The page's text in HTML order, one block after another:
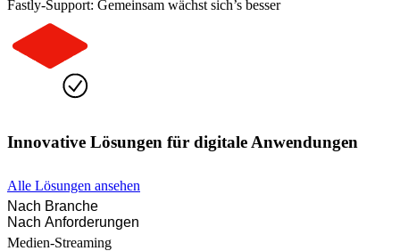
Fastly-Support: Gemeinsam wächst sich’s besser
Innovative Lösungen für digitale Anwendungen
Alle Lösungen ansehen
Nach Branche
Nach Anforderungen
Medien-Streaming